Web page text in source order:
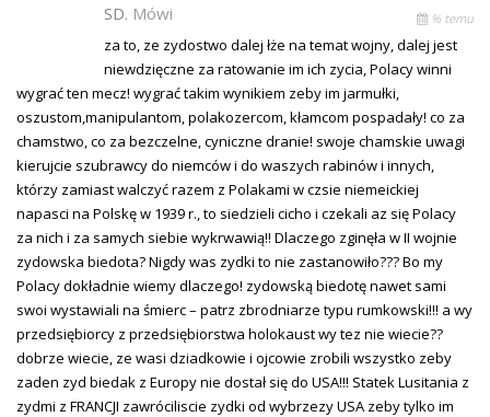
SD. Mówi % temu
za to, ze zydostwo dalej łże na temat wojny, dalej jest
niewdzięczne za ratowanie im ich zycia, Polacy winni
wygrać ten mecz! wygrać takim wynikiem zeby im jarmułki,
oszustom,manipulantom, polakozercom, kłamcom pospadały! co za
chamstwo, co za bezczelne, cyniczne dranie! swoje chamskie uwagi
kierujcie szubrawcy do niemców i do waszych rabinów i innych,
którzy zamiast walczyć razem z Polakami w czsie niemeickiej
napasci na Polskę w 1939 r., to siedzieli cicho i czekali az się Polacy
za nich i za samych siebie wykrwawią!! Dlaczego zginęła w II wojnie
zydowska biedota? Nigdy was zydki to nie zastanowiło??? Bo my
Polacy dokładnie wiemy dlaczego! zydowską biedotę nawet sami
swoi wystawiali na śmierc – patrz zbrodniarze typu rumkowski!!! a wy
przedsiębiorcy z przedsiębiorstwa holokaust wy tez nie wiecie??
dobrze wiecie, ze wasi dziadkowie i ojcowie zrobili wszystko zeby
zaden zyd biedak z Europy nie dostał się do USA!!! Statek Lusitania z
zydmi z FRANCJI zawróciliscie zydki od wybrzezy USA zeby tylko im